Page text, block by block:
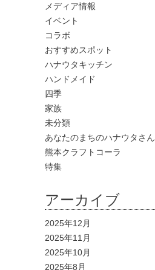
メディア情報
イベント
コラボ
おすすめスポット
ハナウタキッチン
ハンドメイド
四季
家族
未分類
あなたのまちのハナウタさん
熊本クラフトコーラ
特集
アーカイブ
2025年12月
2025年11月
2025年10月
2025年8月